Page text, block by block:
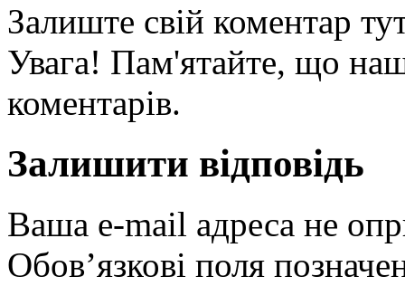
Залиште свій коментар
Увага! Пам'ятайте, що
коментарів.
Залишити відповідь
Ваша e-mail адреса не
Обов’язкові поля